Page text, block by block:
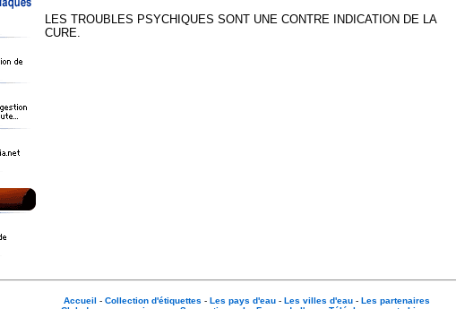
LES TROUBLES PSYCHIQUES SONT UNE CONTRE INDICATION DE LA
CURE.
Accueil - Collection d'étiquettes - Les pays d'eau- Les villes d'eau- Les partenaires